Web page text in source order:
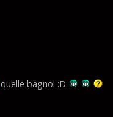
quelle bagnol :D